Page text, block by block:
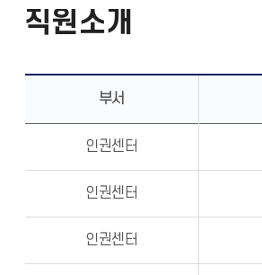
직원소개
부서
인권센터
인권센터
인권센터